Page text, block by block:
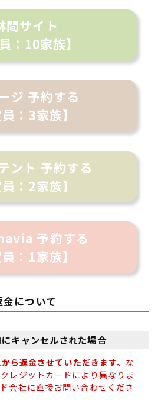
間サイト
：10家族】
ジ 予約する
員：3家族】
ント 予約する
員：2家族】
予約する
員：1家族】
について
キャンセルされた場合
ら返金させていただきます。 な
レジットカードにより異なりま
会社に直接お問い合わせくださ